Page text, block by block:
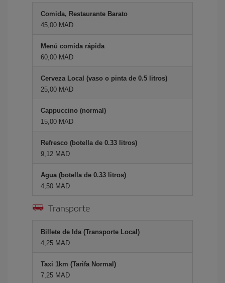
Comida, Restaurante Barato
45,00 MAD
Menú comida rápida
60,00 MAD
Cerveza Local (vaso o pinta de 0.5 litros)
25,00 MAD
Cappuccino (normal)
15,00 MAD
Refresco (botella de 0.33 litros)
9,12 MAD
Agua (botella de 0.33 litros)
4,50 MAD
Transporte
Billete de Ida (Transporte Local)
4,25 MAD
Taxi 1km (Tarifa Normal)
7,25 MAD